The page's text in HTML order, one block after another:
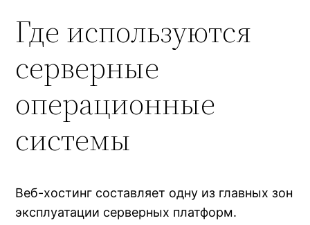
Где используются
серверные
операционные
системы
Веб-хостинг составляет одну из главных зон
эксплуатации серверных платформ.